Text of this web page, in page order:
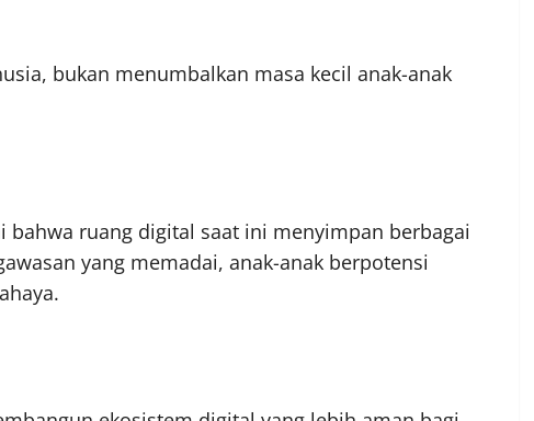
bukan menumbalkan masa kecil anak-anak
ruang digital saat ini menyimpan berbagai
yang memadai, anak-anak berpotensi